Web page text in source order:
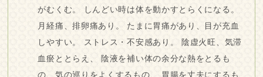
がむくむ。 しんどい時は体を動かすとらくになる。
月経痛、排卵痛あり。 たまに胃痛があり、目が充血
しやすい。 ストレス・不安感あり。 陰虚火旺、気滞
血瘀ととらえ、 陰液を補い体の余分な熱をとるも
の、気の巡りをよくするもの、 胃腸を丈夫にするも